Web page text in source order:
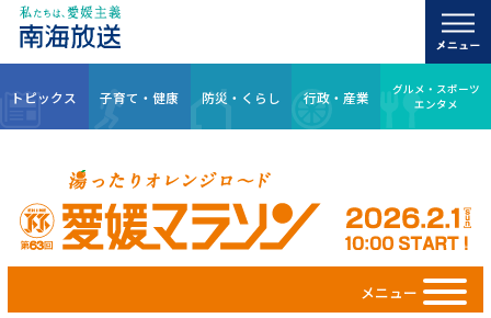
トピックス 子育て・健康 防災・くらし 行政・産業
グルメ・スポーツ
エンタメ
メニュー